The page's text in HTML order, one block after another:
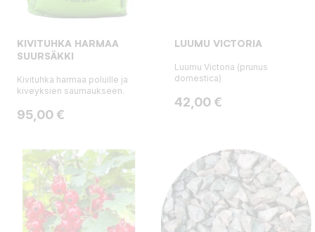
KIVITUHKA HARMAA
SUURSÄKKI
Kivituhka harmaa poluille ja
kiveyksien saumaukseen.
Hinta
95,00 €
LUUMU VICTORIA
Luumu Victoria (prunus
domestica)
Hinta
42,00 €